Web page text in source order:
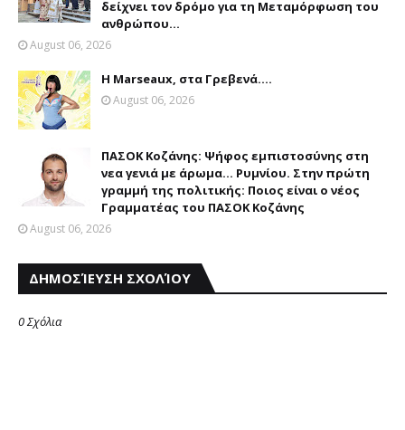
δείχνει τον δρόμο για τη Μεταμόρφωση του
ανθρώπου...
August 06, 2026
Η Marseaux, στα Γρεβενά….
August 06, 2026
ΠΑΣΟΚ Κοζάνης: Ψήφος εμπιστοσύνης στη
νεα γενιά με άρωμα... Ρυμνίου. Στην πρώτη
γραμμή της πολιτικής: Ποιος είναι ο νέος
Γραμματέας του ΠΑΣΟΚ Κοζάνης
August 06, 2026
ΔΗΜΟΣΊΕΥΣΗ ΣΧΟΛΊΟΥ
0 Σχόλια